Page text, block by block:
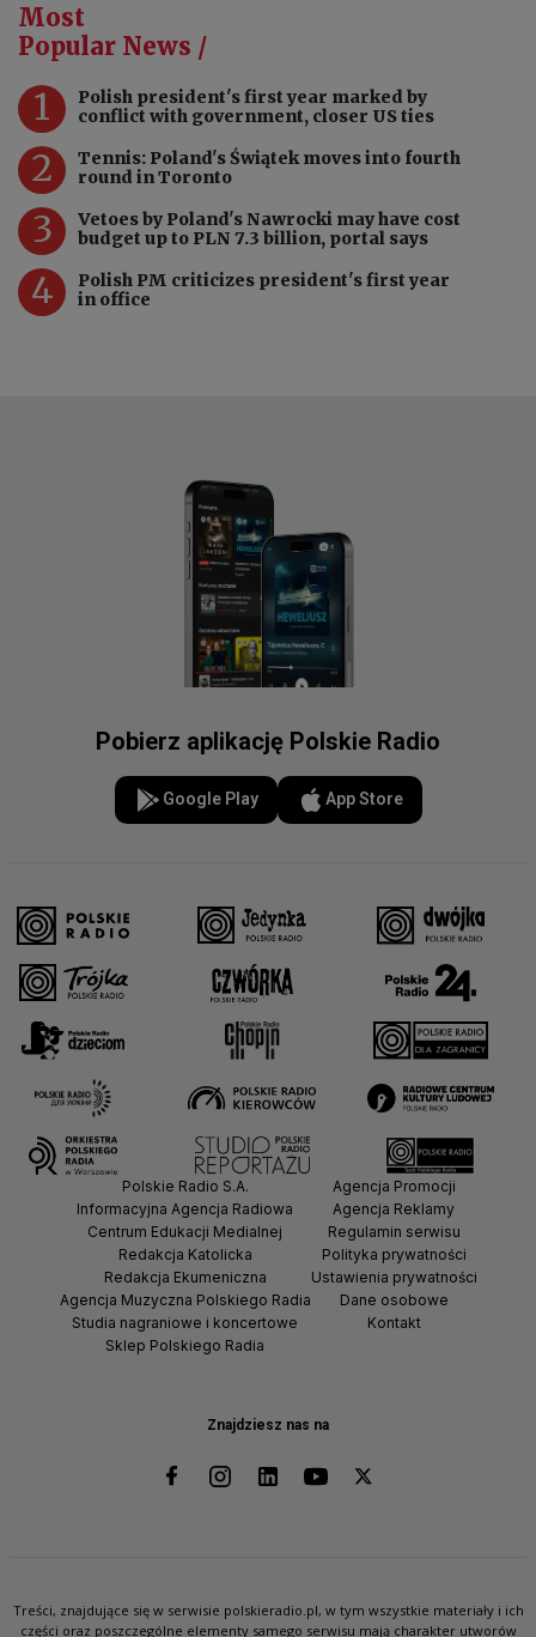
Most
Popular News /
1
Polish president's first year marked by
conflict with government, closer US ties
2
Tennis: Poland's Świątek moves into fourth
round in Toronto
3
Vetoes by Poland's Nawrocki may have cost
budget up to PLN 7.3 billion, portal says
4
Polish PM criticizes president's first year
in office
Pobierz aplikację Polskie Radio
Google Play App Store
Znajdziesz nas na
Polskie Radio S.A.
Informacyjna Agencja Radiowa
Centrum Edukacji Medialnej
Redakcja Katolicka
Redakcja Ekumeniczna
Agencja Muzyczna Polskiego Radia
Studia nagraniowe i koncertowe
Sklep Polskiego Radia
Agencja Promocji
Agencja Reklamy
Regulamin serwisu
Polityka prywatności
Ustawienia prywatności
Dane osobowe
Kontakt
Treści, znajdujące się w serwisie polskieradio.pl, w tym wszystkie materiały i ich
części oraz poszczególne elementy samego serwisu mają charakter utworów